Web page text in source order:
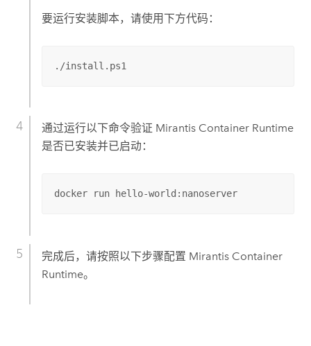
要运行安装脚本，请使用下方代码：
./install.ps1
通过运行以下命令验证 Mirantis Container Runtime
是否已安装并已启动：
docker run hello-world:nanoserver
完成后，请按照以下步骤配置 Mirantis Container
Runtime。